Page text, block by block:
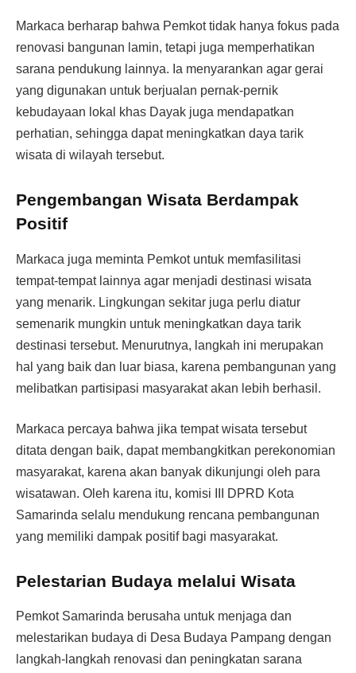
Markaca berharap bahwa Pemkot tidak hanya fokus pada
renovasi bangunan lamin, tetapi juga memperhatikan
sarana pendukung lainnya. Ia menyarankan agar gerai
yang digunakan untuk berjualan pernak-pernik
kebudayaan lokal khas Dayak juga mendapatkan
perhatian, sehingga dapat meningkatkan daya tarik
wisata di wilayah tersebut.
Pengembangan Wisata Berdampak
Positif
Markaca juga meminta Pemkot untuk memfasilitasi
tempat-tempat lainnya agar menjadi destinasi wisata
yang menarik. Lingkungan sekitar juga perlu diatur
semenarik mungkin untuk meningkatkan daya tarik
destinasi tersebut. Menurutnya, langkah ini merupakan
hal yang baik dan luar biasa, karena pembangunan yang
melibatkan partisipasi masyarakat akan lebih berhasil.
Markaca percaya bahwa jika tempat wisata tersebut
ditata dengan baik, dapat membangkitkan perekonomian
masyarakat, karena akan banyak dikunjungi oleh para
wisatawan. Oleh karena itu, komisi III DPRD Kota
Samarinda selalu mendukung rencana pembangunan
yang memiliki dampak positif bagi masyarakat.
Pelestarian Budaya melalui Wisata
Pemkot Samarinda berusaha untuk menjaga dan
melestarikan budaya di Desa Budaya Pampang dengan
langkah-langkah renovasi dan peningkatan sarana